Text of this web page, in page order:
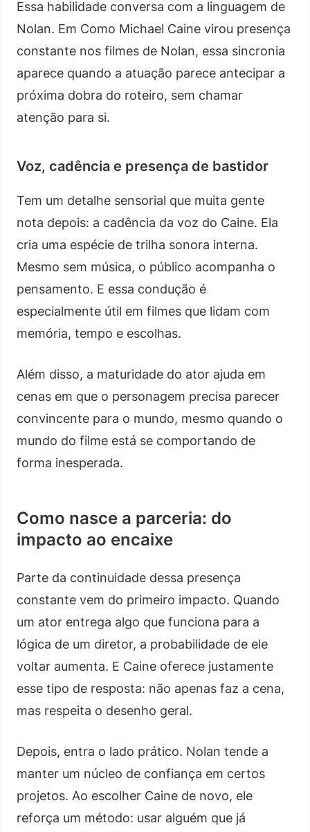
Essa habilidade conversa com a linguagem de
Nolan. Em Como Michael Caine virou presença
constante nos filmes de Nolan, essa sincronia
aparece quando a atuação parece antecipar a
próxima dobra do roteiro, sem chamar
atenção para si.
Voz, cadência e presença de bastidor
Tem um detalhe sensorial que muita gente
nota depois: a cadência da voz do Caine. Ela
cria uma espécie de trilha sonora interna.
Mesmo sem música, o público acompanha o
pensamento. E essa condução é
especialmente útil em filmes que lidam com
memória, tempo e escolhas.
Além disso, a maturidade do ator ajuda em
cenas em que o personagem precisa parecer
convincente para o mundo, mesmo quando o
mundo do filme está se comportando de
forma inesperada.
Como nasce a parceria: do
impacto ao encaixe
Parte da continuidade dessa presença
constante vem do primeiro impacto. Quando
um ator entrega algo que funciona para a
lógica de um diretor, a probabilidade de ele
voltar aumenta. E Caine oferece justamente
esse tipo de resposta: não apenas faz a cena,
mas respeita o desenho geral.
Depois, entra o lado prático. Nolan tende a
manter um núcleo de confiança em certos
projetos. Ao escolher Caine de novo, ele
reforça um método: usar alguém que já